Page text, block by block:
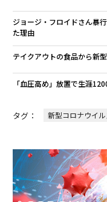
ジョージ・フロイドさん暴
た理由
テイクアウトの食品から新
「血圧高め」放置で生涯
タグ： 新型コロナウイ